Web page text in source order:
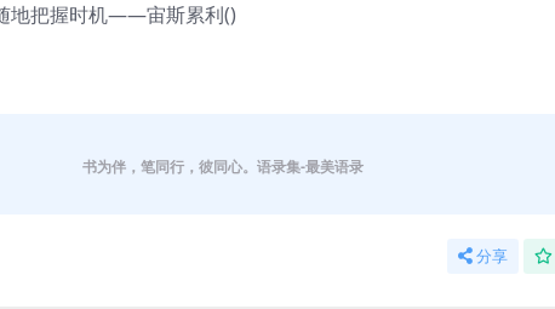
地把握时机——宙斯累利()
书为伴，笔同行，彼同心。语录集-最美语录
分享